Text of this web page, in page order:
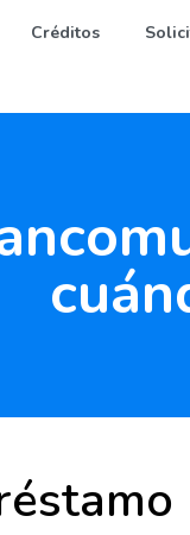
Créditos